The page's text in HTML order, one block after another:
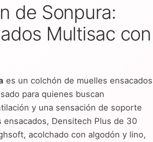
de Sonpura:
Multisac con
es un colchón de muelles ensacados
para quienes buscan
y una sensación de soporte
ensacados, Densitech Plus de 30
acolchado con algodón y lino,